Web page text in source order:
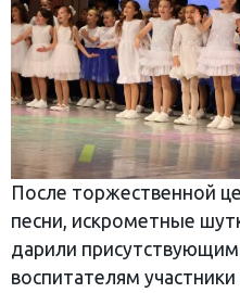
После торжественной
песни, искрометные
дарили присутствующим
воспитателям